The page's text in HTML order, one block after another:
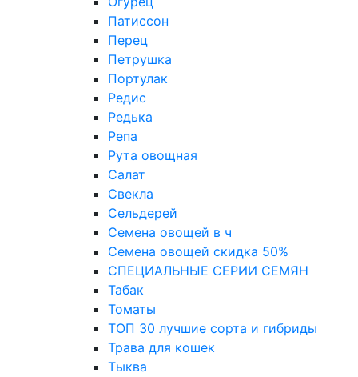
Патиссон
Перец
Петрушка
Портулак
Редис
Редька
Репа
Рута овощная
Салат
Свекла
Сельдерей
Семена овощей в ч
Семена овощей скидка 50%
СПЕЦИАЛЬНЫЕ СЕРИИ СЕМЯН
Табак
Томаты
ТОП 30 лучшие сорта и гибриды
Трава для кошек
Тыква